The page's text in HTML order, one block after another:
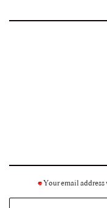
Your email
*